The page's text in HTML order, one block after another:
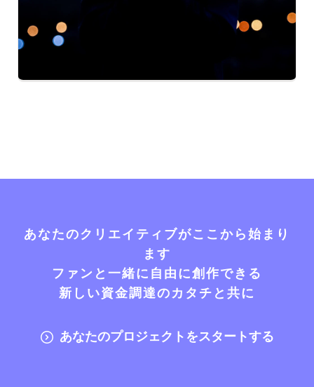
あなたのクリエイティブがここから始まり
ます
ファンと一緒に自由に創作できる
新しい資金調達のカタチと共に
あなたのプロジェクトをスタートする